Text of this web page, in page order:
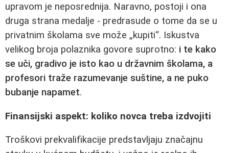
upravom je neposrednija. Naravno, postoji i ona
druga strana medalje - predrasude o tome da se u
privatnim školama sve može „kupiti“. Iskustva
velikog broja polaznika govore suprotno: i te kako
se uči, gradivo je isto kao u državnim školama, a
profesori traže razumevanje suštine, a ne puko
bubanje napamet.
Finansijski aspekt: koliko novca treba izdvojiti
Troškovi prekvalifikacije predstavljaju značajnu